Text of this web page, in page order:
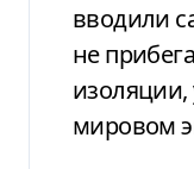
вводили
не
изоляции,
мировом